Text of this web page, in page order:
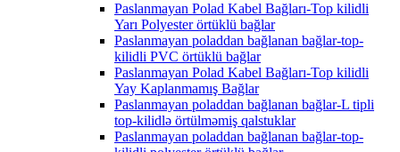
Paslanmayan Polad Kabel Bağları-Top kilidli
Yarı Polyester örtüklü bağlar
Paslanmayan poladdan bağlanan bağlar-top-
kilidli PVC örtüklü bağlar
Paslanmayan Polad Kabel Bağları-Top kilidli
Yay Kaplanmamış Bağlar
Paslanmayan poladdan bağlanan bağlar-L tipli
top-kilidlə örtülməmiş qalstuklar
Paslanmayan poladdan bağlanan bağlar-top-